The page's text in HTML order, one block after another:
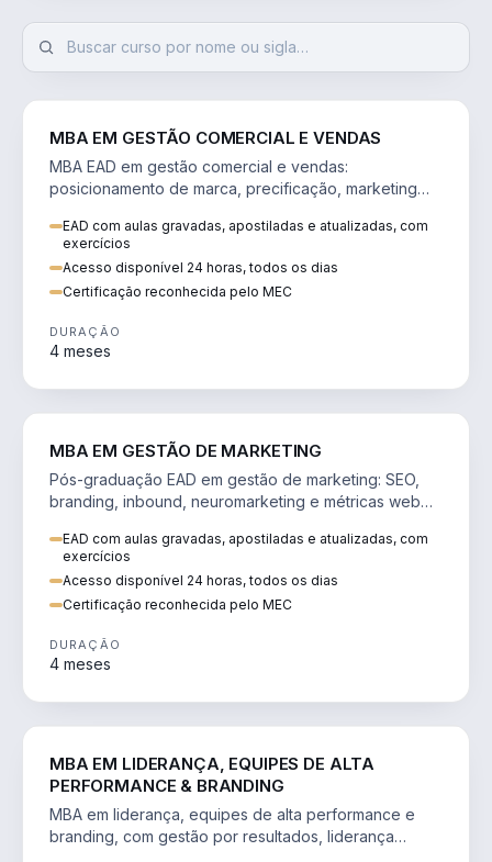
MBA EM GESTÃO COMERCIAL E VENDAS
MBA EAD em gestão comercial e vendas:
posicionamento de marca, precificação, marketing
EAD com aulas gravadas, apostiladas e atualizadas, com
exercícios
Acesso disponível 24 horas, todos os dias
Certificação reconhecida pelo MEC
DURAÇÃO
4 meses
MBA EM GESTÃO DE MARKETING
Pós-graduação EAD em gestão de marketing: SEO,
branding, inbound, neuromarketing e métricas web
EAD com aulas gravadas, apostiladas e atualizadas, com
exercícios
Acesso disponível 24 horas, todos os dias
Certificação reconhecida pelo MEC
DURAÇÃO
4 meses
MBA EM LIDERANÇA, EQUIPES DE ALTA
PERFORMANCE & BRANDING
MBA em liderança, equipes de alta performance e
branding, com gestão por resultados, liderança